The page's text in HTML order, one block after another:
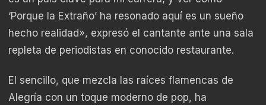
‘Porque la Extraño’ ha resonado aquí es un sueño
hecho realidad», expresó el cantante ante una sala
repleta de periodistas en conocido restaurante.
El sencillo, que mezcla las raíces flamencas de
Alegría con un toque moderno de pop, ha